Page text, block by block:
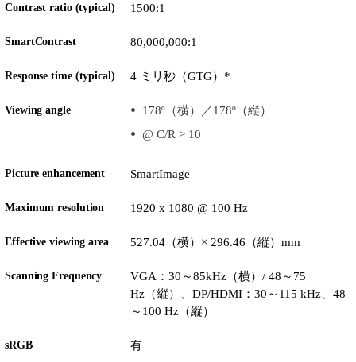
Contrast ratio (typical) 1500:1
SmartContrast 80,000,000:1
Response time (typical) 4 ミリ秒（GTG）*
Viewing angle
178º（横）／178º（縦）
@ C/R > 10
Picture enhancement SmartImage
Maximum resolution 1920 x 1080 @ 100 Hz
Effective viewing area 527.04（横）× 296.46（縦）mm
Scanning Frequency
VGA：30～85kHz（横）/ 48～75
Hz（縦）、DP/HDMI：30～115 kHz、48
～100 Hz（縦）
sRGB 有